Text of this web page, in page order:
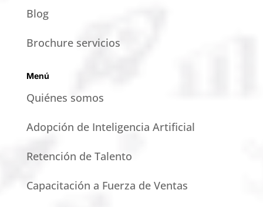
Blog
Brochure servicios
Menú
Quiénes somos
Adopción de Inteligencia Artificial
Retención de Talento
Capacitación a Fuerza de Ventas